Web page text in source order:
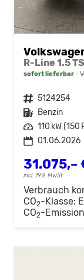
sofort lieferbar
Fahrzeugnr. 5124254
Kraftstoff Benzin
Leistung 110 kW (150
01.06.2026
31.075,–
incl. 19% MwSt.
Verbrauch
CO2-Klasse: E
CO2-